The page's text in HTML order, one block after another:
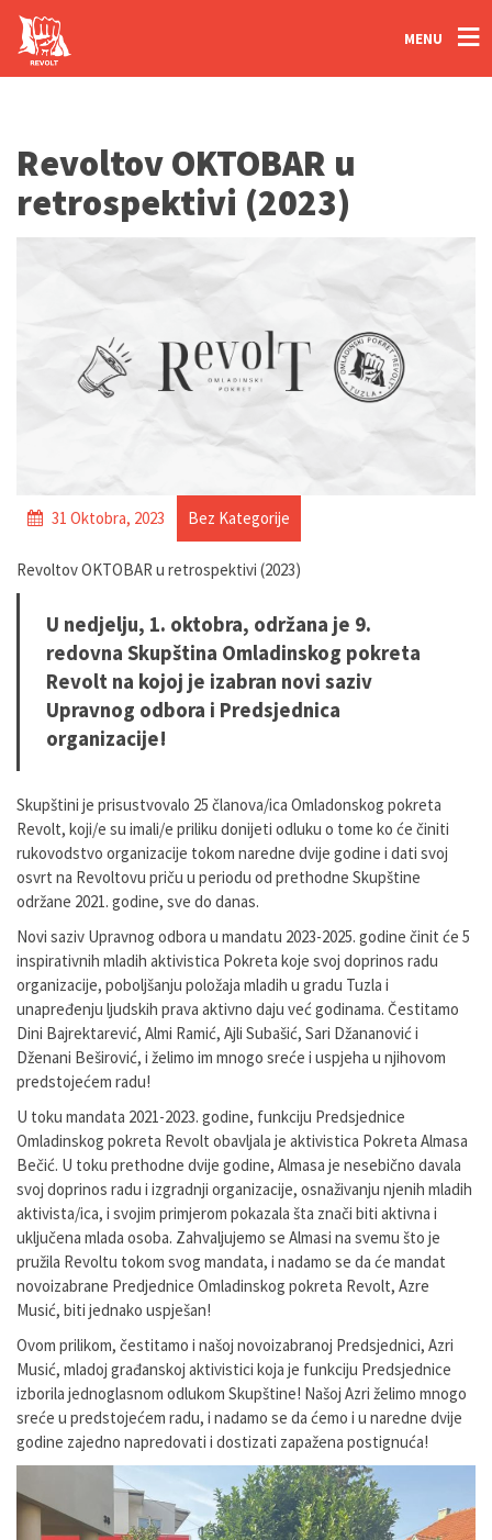
MENU
Revoltov OKTOBAR u
retrospektivi (2023)
31 Oktobra, 2023 Bez Kategorije
Revoltov OKTOBAR u retrospektivi (2023)
U nedjelju, 1. oktobra, održana je 9.
redovna Skupština Omladinskog pokreta
Revolt na kojoj je izabran novi saziv
Upravnog odbora i Predsjednica
organizacije!
Skupštini je prisustvovalo 25 članova/ica Omladonskog pokreta
Revolt, koji/e su imali/e priliku donijeti odluku o tome ko će činiti
rukovodstvo organizacije tokom naredne dvije godine i dati svoj
osvrt na Revoltovu priču u periodu od prethodne Skupštine
održane 2021. godine, sve do danas.
Novi saziv Upravnog odbora u mandatu 2023-2025. godine činit će 5
inspirativnih mladih aktivistica Pokreta koje svoj doprinos radu
organizacije, poboljšanju položaja mladih u gradu Tuzla i
unapređenju ljudskih prava aktivno daju već godinama. Čestitamo
Dini Bajrektarević, Almi Ramić, Ajli Subašić, Sari Džananović i
Dženani Beširović, i želimo im mnogo sreće i uspjeha u njihovom
predstojećem radu!
U toku mandata 2021-2023. godine, funkciju Predsjednice
Omladinskog pokreta Revolt obavljala je aktivistica Pokreta Almasa
Bečić. U toku prethodne dvije godine, Almasa je nesebično davala
svoj doprinos radu i izgradnji organizacije, osnaživanju njenih mladih
aktivista/ica, i svojim primjerom pokazala šta znači biti aktivna i
uključena mlada osoba. Zahvaljujemo se Almasi na svemu što je
pružila Revoltu tokom svog mandata, i nadamo se da će mandat
novoizabrane Predjednice Omladinskog pokreta Revolt, Azre
Musić, biti jednako uspješan!
Ovom prilikom, čestitamo i našoj novoizabranoj Predsjednici, Azri
Musić, mladoj građanskoj aktivistici koja je funkciju Predsjednice
izborila jednoglasnom odlukom Skupštine! Našoj Azri želimo mnogo
sreće u predstojećem radu, i nadamo se da ćemo i u naredne dvije
godine zajedno napredovati i dostizati zapažena postignuća!